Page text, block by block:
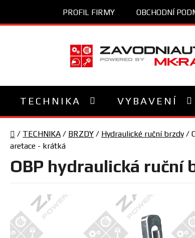
obsah
PROFIL FIRMY OBCHODNÍ
TECHNIKA VYBAVENÍ
Domů
/ TECHNIKA / BRZDY / Hydraulické ruční brzdy /
aretace - krátká
OBP hydraulická ruční